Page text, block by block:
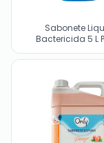
Sabonete
Bactericida 5 L